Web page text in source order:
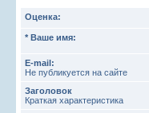
Оценка:
* Ваше имя:
E-mail:
Не публикуется на сайте
Заголовок
Краткая характеристика